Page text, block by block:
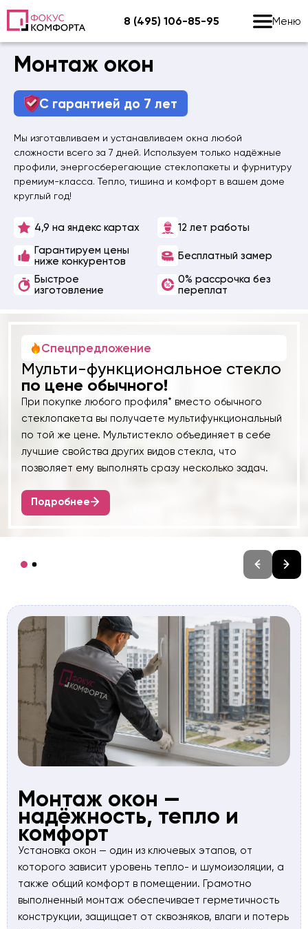
8 (495) 106-85-95 Меню
Монтаж окон
С гарантией до 7 лет
Мы изготавливаем и устанавливаем окна любой
сложности всего за 7 дней. Используем только надёжные
профили, энергосберегающие стеклопакеты и фурнитуру
премиум-класса. Тепло, тишина и комфорт в вашем доме
круглый год!
4,9 на яндекс картах
12 лет работы
Гарантируем цены
ниже конкурентов
Бесплатный замер
Быстрое
изготовление
0% рассрочка без
переплат
Спецпредложение
Мульти-функциональное стекло
по цене обычного!
При покупке любого профиля* вместо обычного
стеклопакета вы получаете мультифункциональный
по той же цене. Мультистекло объединяет в себе
лучшие свойства других видов стекла, что
позволяет ему выполнять сразу несколько задач.
Подробнее
Монтаж окон —
надёжность, тепло и
комфорт
Установка окон — один из ключевых этапов, от
которого зависит уровень тепло- и шумоизоляции, а
также общий комфорт в помещении. Грамотно
выполненный монтаж обеспечивает герметичность
конструкции, защищает от сквозняков, влаги и потерь